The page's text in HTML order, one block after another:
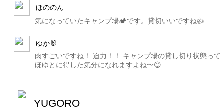
ほののん
気になっていたキャンプ場🏕です。貸切いいですね👍
ゆか🐰
肉すごいですね！ 迫力！！ キャンプ場の貸し切り状態って
ほゆとに得した気分になれますよね〜😊
YUGORO